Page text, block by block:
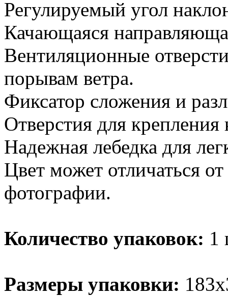
Регулируемый угол
Качающаяся
Вентиляционные
порывам ветра.
Фиксатор сложения и
Отверстия для крепления
Надежная лебедка для
Цвет может отличаться
фотографии.
Количество упаковок: 1
Размеры упаковки: